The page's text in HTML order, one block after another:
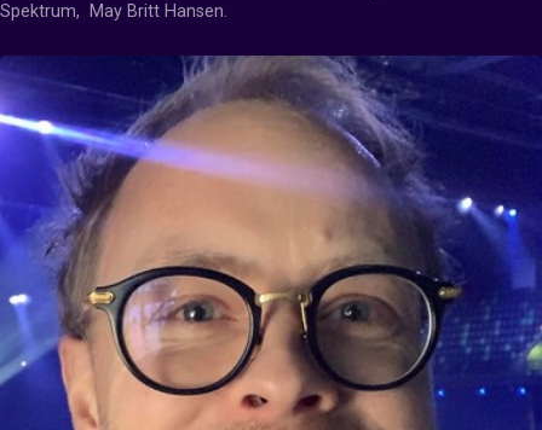
Spektrum,  May Britt Hansen.